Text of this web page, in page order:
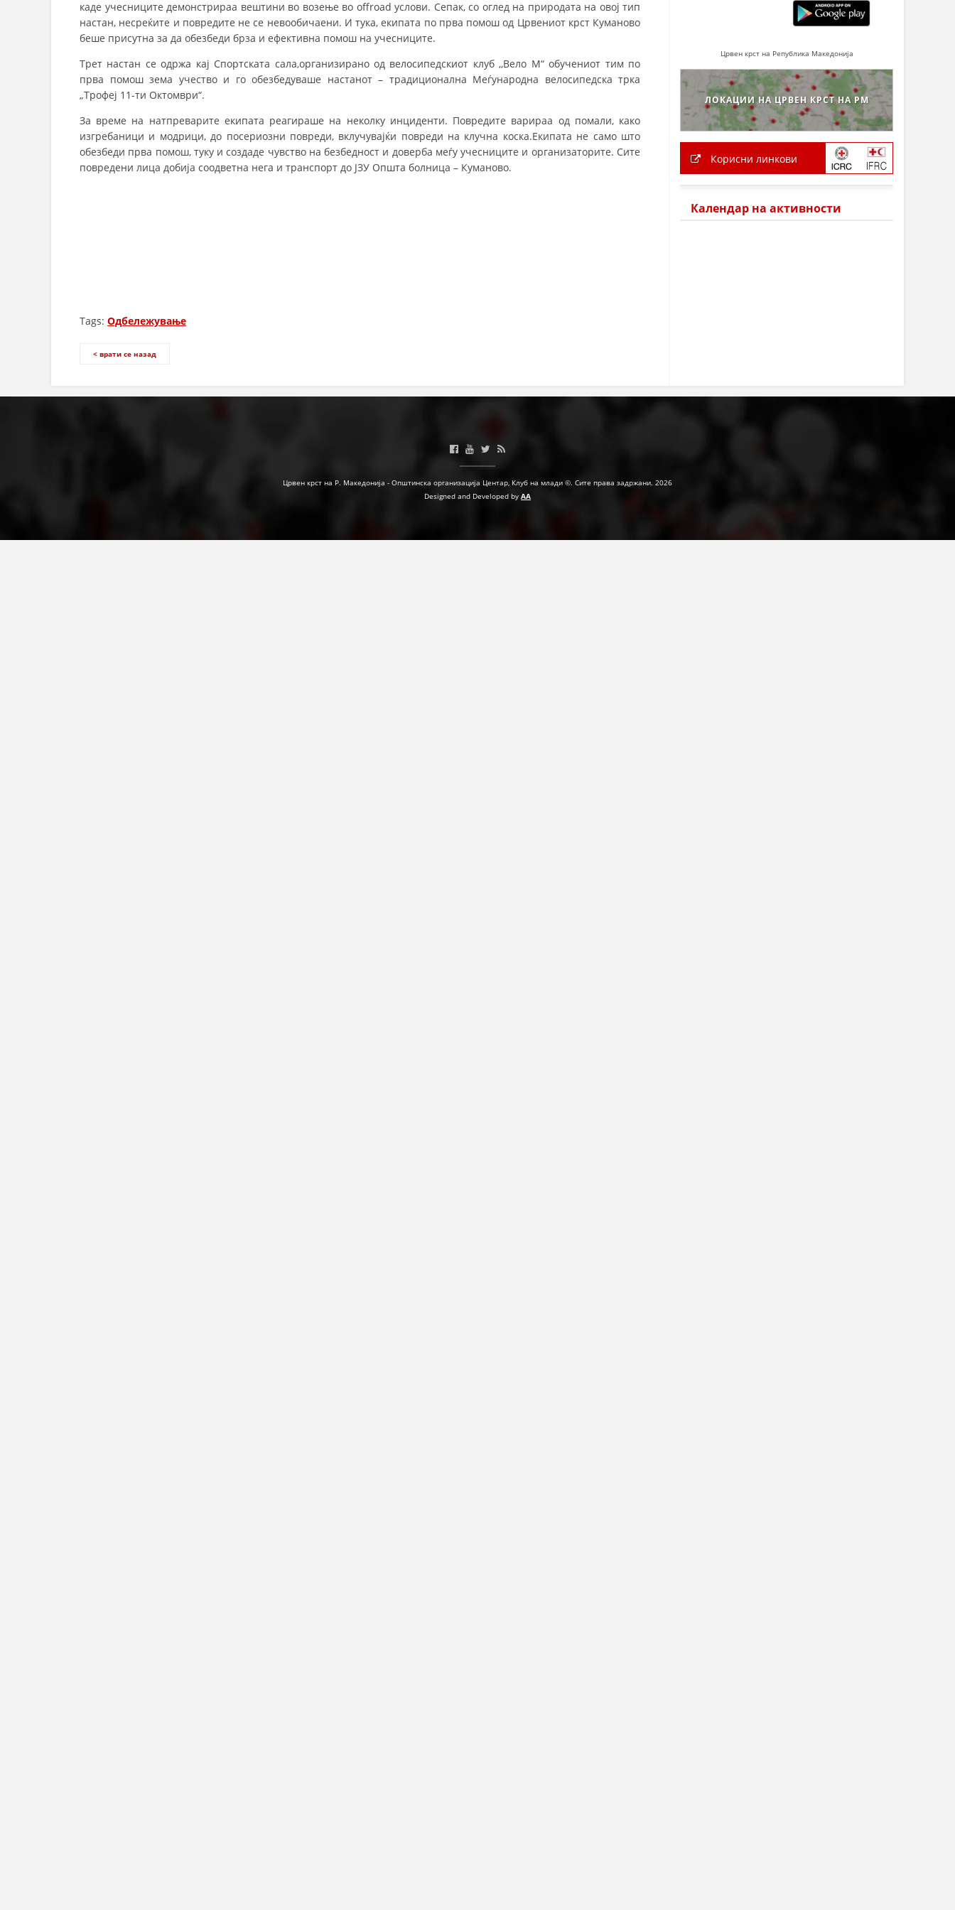
MЕЃУНАРОДНО ХУМАНИТАРНО ПРАВО
ПРОМОЦИЈА НА ХУМАНИ ВРЕДНОСТИ
УПОТРЕБА И ЗАШТИТА НА АМБЛЕМОТ
КАКО ДА ДОНИРАТЕ
ПОДГОТВЕНОСТ И ДЕЈСТВО ПРИ КАТАСТРОФИ
ПРВА ПОМОШ
ИНФОРМАЦИИ ЗА БОЛЕСТИ
каде учесниците демонстрираа вештини во возење во offroad услови. Сепак, со оглед на природата на овој тип
настан, несреќите и повредите не се невообичаени. И тука, екипата по прва помош од Црвениот крст Куманово
беше присутна за да обезбеди брза и ефективна помош на учесниците.
Трет настан се одржа кај Спортската сала,организирано од велосипедскиот клуб ,,Вело М“ обучениот тим по
прва помош зема учество и го обезбедуваше настанот – традиционална Меѓународна велосипедска трка
„Трофеј 11-ти Октомври“.
За време на натпреварите екипата реагираше на неколку инциденти. Повредите варираа од помали, како
изгребаници и модрици, до посериозни повреди, вклучувајќи повреди на клучна коска.Екипата не само што
обезбеди прва помош, туку и создаде чувство на безбедност и доверба меѓу учесниците и организаторите. Сите
повредени лица добија соодветна нега и транспорт до ЈЗУ Општа болница – Куманово.
Tags: Одбележување
< врати се назад
Црвен крст на Република Македонија
ЛОКАЦИИ НА ЦРВЕН КРСТ НА РМ
Корисни линкови
Календар на активности
Црвен крст на Р. Македонија - Општинска организација Центар, Клуб на млади ©. Сите права задржани. 2026
Designed and Developed by AA